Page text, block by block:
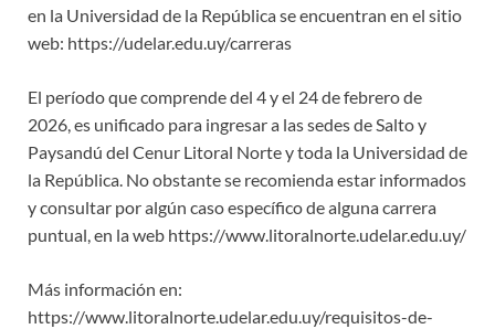
en la Universidad de la República se encuentran en el sitio
web: https://udelar.edu.uy/carreras
El período que comprende del 4 y el 24 de febrero de
2026, es unificado para ingresar a las sedes de Salto y
Paysandú del Cenur Litoral Norte y toda la Universidad de
la República. No obstante se recomienda estar informados
y consultar por algún caso específico de alguna carrera
puntual, en la web https://www.litoralnorte.udelar.edu.uy/
Más información en:
https://www.litoralnorte.udelar.edu.uy/requisitos-de-